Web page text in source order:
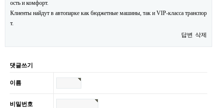
ость и комфорт.
Клиенты найдут в автопарке как бюджетные машины, так и VIP-класса транспор
т.
답변 삭제
댓글쓰기
이름
비밀번호